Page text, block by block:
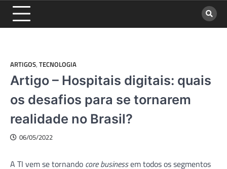
ARTIGOS, TECNOLOGIA
Artigo – Hospitais digitais: quais
os desafios para se tornarem
realidade no Brasil?
06/05/2022
A TI vem se tornando core businessem todos os segmentos